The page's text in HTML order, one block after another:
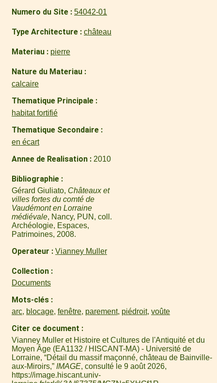
Numero du Site 54042-01
Type Architecture château
Materiau pierre
Nature du Materiau
calcaire
Thematique Principale
habitat fortifié
Thematique Secondaire
en écart
Annee de Realisation 2010
Bibliographie
Gérard Giuliato, Châteaux et
villes fortes du comté de
Vaudémont en Lorraine
médiévale, Nancy, PUN, coll.
Archéologie, Espaces,
Patrimoines, 2008.
Operateur Vianney Muller
Collection
Documents
Mots-clés
arc, blocage, fenêtre, parement, piédroit, voûte
Citer ce document
Vianney Muller et Histoire et Cultures de l'Antiquité et du
Moyen Âge (EA1132 / HISCANT-MA) - Université de
Lorraine, “Détail du massif maçonné, château de Bainville-
aux-Miroirs,” IMAGE, consulté le 9 août 2026,
https://image.hiscant.univ-